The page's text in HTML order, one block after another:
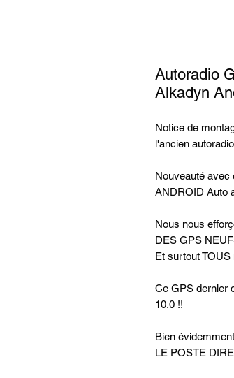
Autoradio
Alkadyn
Notice de
l'ancien
Nouveauté avec
ANDROID Auto
Nous nous
DES GPS
Et surtout
Ce GPS dernier
10.0 !!
Bien
LE POSTE